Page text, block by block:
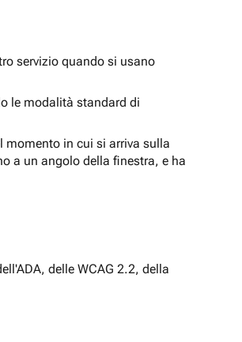
servizio quando si usano
le modalità standard di
momento in cui si arriva sulla
a un angolo della finestra, e ha
delle WCAG 2.2, della